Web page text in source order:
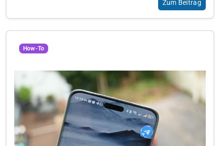
Zum Beitrag
How-To